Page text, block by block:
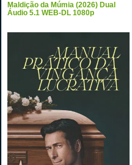
Maldição da Múmia (2026) Dual
Áudio 5.1 WEB-DL 1080p